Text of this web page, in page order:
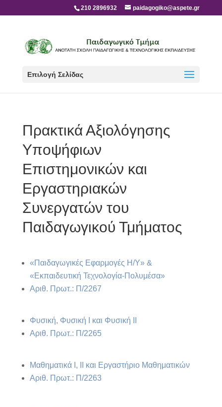
210 2896932 paidagogiko@aspete.gr
Επιλογή Σελίδας
Πρακτικά Αξιολόγησης
Υποψήφιων
Επιστημονικών και
Εργαστηριακών
Συνεργατών του
Παιδαγωγικού Τμήματος
«Παιδαγωγικές Εφαρμογές Η/Υ» &
«Εκπαιδευτική Τεχνολογία-Πολυμέσα»
Αριθ. Πρωτ.: Π/2267
Φυσική, Φυσική Ι και Φυσική ΙΙ
Αριθ. Πρωτ.: Π/2265
Μαθηματικά Ι, ΙΙ και Εργαστήριο Μαθηματικών
Αριθ. Πρωτ.: Π/2263